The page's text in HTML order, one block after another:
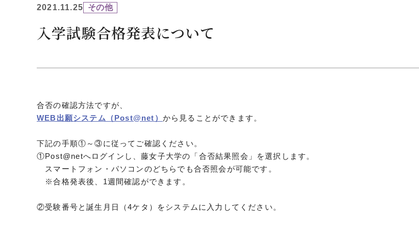
花川キャンパス無料ス
３Dパノラマビュー
広告掲載
取材・撮影依頼
メディア出演・掲載
刊行物
大学紹介動画
SNS
シンボルマーク・校章
相続財産によるご寄付
遺贈寄付について
ふるさと納税を活用し
た支援制度
2021.11.25 その他
入学試験合格発表について
合否の確認方法ですが、
WEB出願システム（Post@net） から見ることができます。
下記の手順①～③に従ってご確認ください。
①Post@netへログインし、藤女子大学の「合否結果照会」を選択します。
スマートフォン・パソコンのどちらでも合否照会が可能です。
※合格発表後、1週間確認ができます。
②受験番号と誕生月日（4ケタ）をシステムに入力してください。